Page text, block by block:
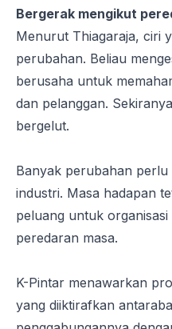
Bergerak mengikut
Menurut Thiagaraja, ciri
perubahan. Beliau
berusaha untuk
dan pelanggan.
bergelut.
Banyak perubahan perlu
industri. Masa hadapan
peluang untuk
peredaran masa.
K-Pintar menawarkan
yang diiktirafkan